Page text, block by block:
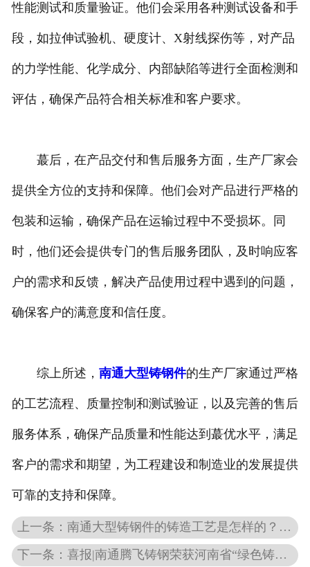
性能测试和质量验证。他们会采用各种测试设备和手
段，如拉伸试验机、硬度计、X射线探伤等，对产品
的力学性能、化学成分、内部缺陷等进行全面检测和
评估，确保产品符合相关标准和客户要求。
蕞后，在产品交付和售后服务方面，生产厂家会
提供全方位的支持和保障。他们会对产品进行严格的
包装和运输，确保产品在运输过程中不受损坏。同
时，他们还会提供专门的售后服务团队，及时响应客
户的需求和反馈，解决产品使用过程中遇到的问题，
确保客户的满意度和信任度。
综上所述， 南通大型铸钢件的生产厂家通过严格
的工艺流程、质量控制和测试验证，以及完善的售后
服务体系，确保产品质量和性能达到蕞优水平，满足
客户的需求和期望，为工程建设和制造业的发展提供
可靠的支持和保障。
上一条：南通大型铸钢件的铸造工艺是怎样的？有哪些常见的铸造方法？
下一条：喜报|南通腾飞铸钢荣获河南省“绿色铸造示范企业”等多项荣誉称号